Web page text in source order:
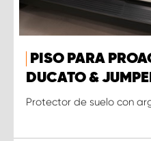
PISO PARA
DUCATO &
Protector de suelo con